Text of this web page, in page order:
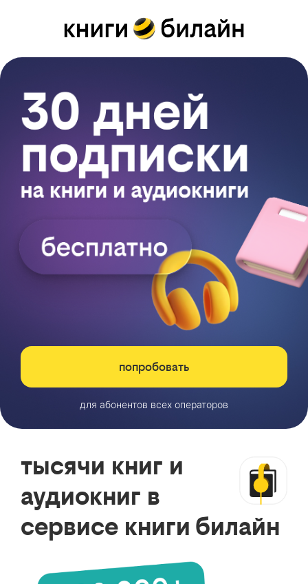
попробовать
для абонентов всех операторов
тысячи книг и
аудиокниг в
сервисе книги билайн